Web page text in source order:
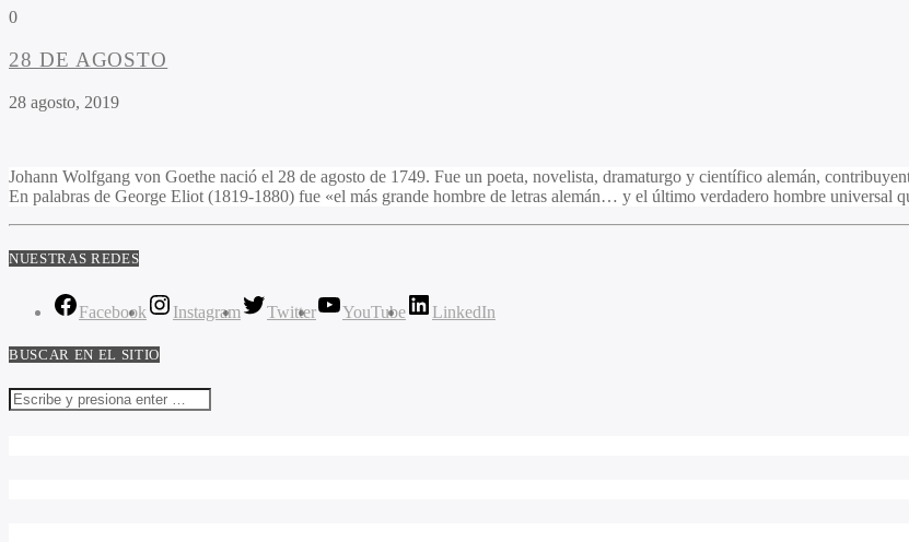
0
28 DE AGOSTO
28 agosto, 2019
Johann Wolfgang von Goethe nació el 28 de agosto de 1749. Fue un poeta, novelista, dramaturgo y científico alemán,
En palabras de George Eliot (1819-1880) fue «el más grande hombre de letras alemán… y el último verdadero hombre universal
NUESTRAS REDES
Facebook Instagram Twitter YouTube LinkedIn
BUSCAR EN EL SITIO